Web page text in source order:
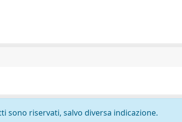
riservati, salvo diversa indicazione.